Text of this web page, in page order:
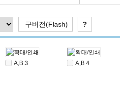
구버전(Flash) ?
A,B 3 A,B 4